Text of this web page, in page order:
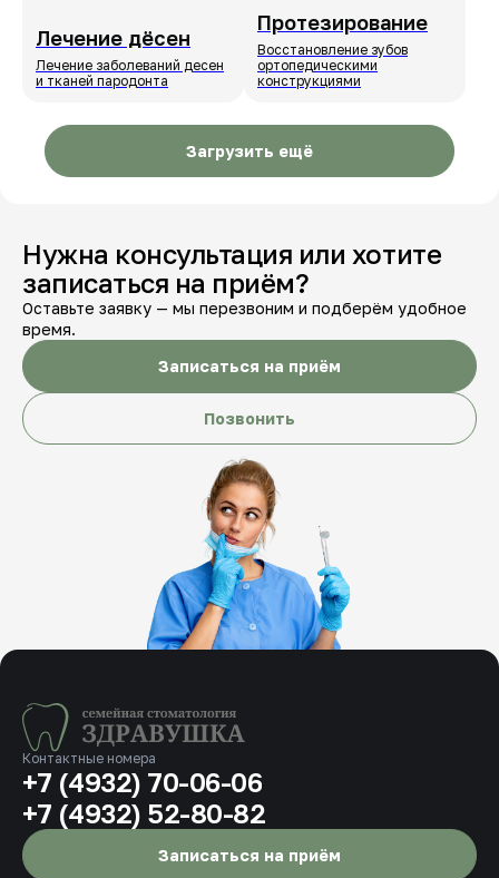
Лечение дёсен
Лечение заболеваний десен
и тканей пародонта
Протезирование
Восстановление зубов
ортопедическими
конструкциями
Загрузить ещё
Нужна консультация или хотите
записаться на приём?
Оставьте заявку — мы перезвоним и подберём удобное
время.
Записаться на приём
Позвонить
Записаться на приём
Контактные номера
+7 (4932) 70-06-06
+7 (4932) 52-80-82